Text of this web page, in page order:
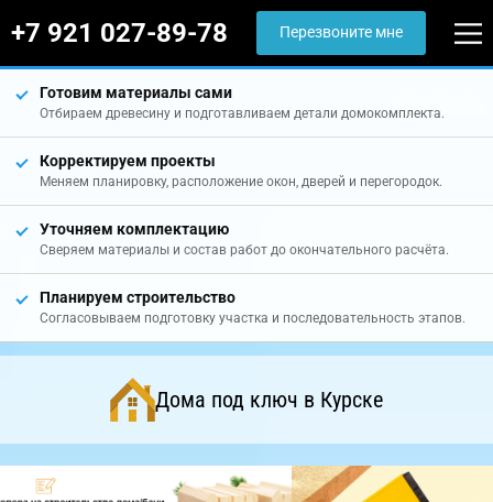
+7 921 027-89-78 Перезвоните мне
Готовим материалы сами
Отбираем древесину и подготавливаем детали домокомплекта.
Корректируем проекты
Меняем планировку, расположение окон, дверей и перегородок.
Уточняем комплектацию
Сверяем материалы и состав работ до окончательного расчёта.
Планируем строительство
Согласовываем подготовку участка и последовательность этапов.
Дома под ключ в Курске